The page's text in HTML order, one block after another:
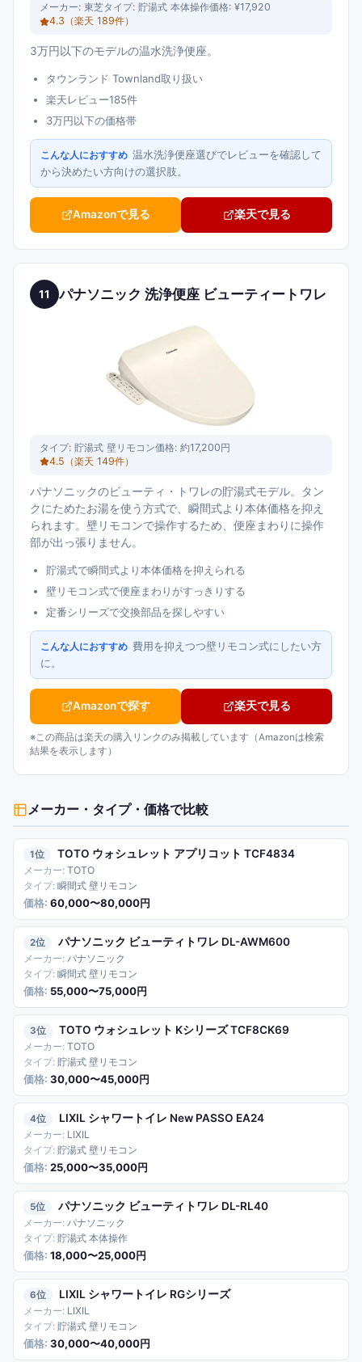
メーカー: 東芝タイプ: 貯湯式 本体操作価格: ¥17,920
4.3 （楽天 189件）
3万円以下のモデルの温水洗浄便座。
タウンランド Townland取り扱い
楽天レビュー185件
3万円以下の価格帯
こんな人におすすめ 温水洗浄便座選びでレビューを確認して
から決めたい方向けの選択肢。
Amazonで見る 楽天で見る
11 パナソニック 洗浄便座 ビューティートワレ
タイプ: 貯湯式 壁リモコン価格: 約17,200円
4.5 （楽天 149件）
パナソニックのビューティ・トワレの貯湯式モデル。タン
クにためたお湯を使う方式で、瞬間式より本体価格を抑え
られます。壁リモコンで操作するため、便座まわりに操作
部が出っ張りません。
貯湯式で瞬間式より本体価格を抑えられる
壁リモコン式で便座まわりがすっきりする
定番シリーズで交換部品を探しやすい
こんな人におすすめ 費用を抑えつつ壁リモコン式にしたい方
に。
Amazonで探す 楽天で見る
※この商品は楽天の購入リンクのみ掲載しています（Amazonは検索
結果を表示します）
メーカー・タイプ・価格で比較
1 TOTO ウォシュレット アプリコット TCF4834
TOTO
瞬間式 壁リモコン
60,000〜80,000円
2 パナソニック ビューティトワレ DL-AWM600
パナソニック
瞬間式 壁リモコン
55,000〜75,000円
3 TOTO ウォシュレット Kシリーズ TCF8CK69
TOTO
貯湯式 壁リモコン
30,000〜45,000円
4 LIXIL シャワートイレ New PASSO EA24
LIXIL
貯湯式 壁リモコン
25,000〜35,000円
5 パナソニック ビューティトワレ DL-RL40
パナソニック
貯湯式 本体操作
18,000〜25,000円
6 LIXIL シャワートイレ RGシリーズ
LIXIL
貯湯式 壁リモコン
30,000〜40,000円